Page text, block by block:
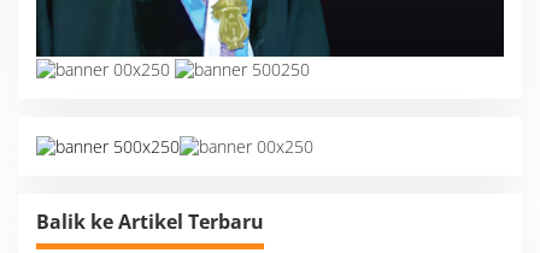
Balik ke Artikel Terbaru